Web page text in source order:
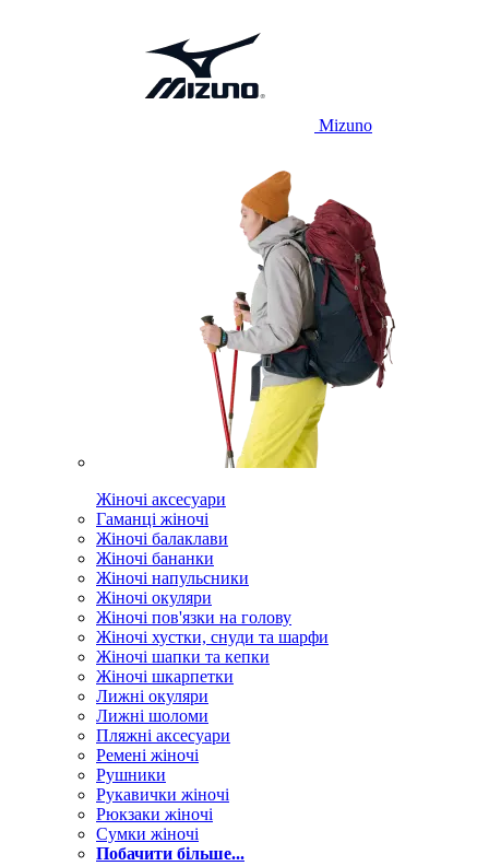
Mizuno
Жіночі аксесуари
Гаманці жіночі
Жіночі балаклави
Жіночі бананки
Жіночі напульсники
Жіночі окуляри
Жіночі пов'язки на голову
Жіночі хустки, снуди та шарфи
Жіночі шапки та кепки
Жіночі шкарпетки
Лижні окуляри
Лижні шоломи
Пляжні аксесуари
Ремені жіночі
Рушники
Рукавички жіночі
Рюкзаки жіночі
Сумки жіночі
Побачити більше...